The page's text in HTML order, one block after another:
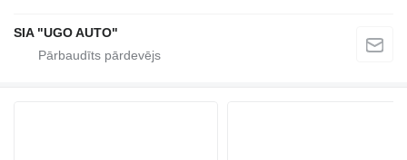
SIA "UGO AUTO"